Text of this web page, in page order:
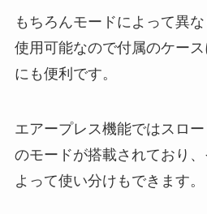
もちろんモードによって異
使用可能なので付属のケー
にも便利です。
エアープレス機能ではスロ
のモードが搭載されており
よって使い分けもできます。